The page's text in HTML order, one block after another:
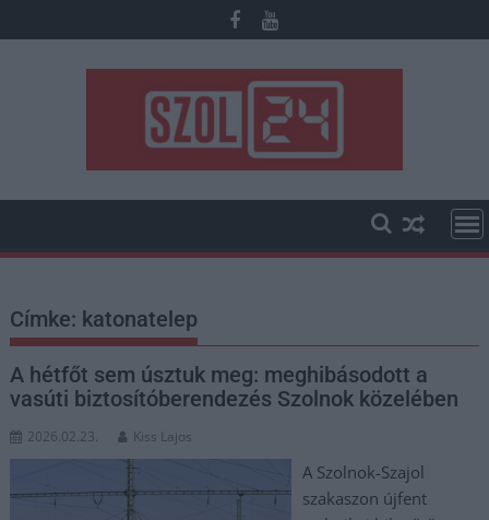
to
Címke: katonatelep
A hétfőt sem úsztuk meg: meghibásodott a
vasúti biztosítóberendezés Szolnok közelében
2026.02.23. Kiss Lajos
A Szolnok-Szajol
szakaszon újfent